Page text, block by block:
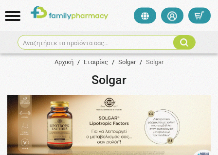
Αναζητήστε τα προϊόντα σας...
Αρχική / Εταιρίες / Solgar / Solgar
Solgar